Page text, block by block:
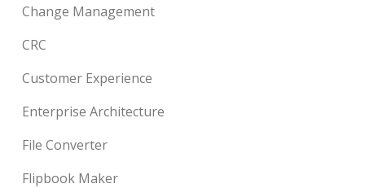
Change Management
CRC
Customer Experience
Enterprise Architecture
File Converter
Flipbook Maker